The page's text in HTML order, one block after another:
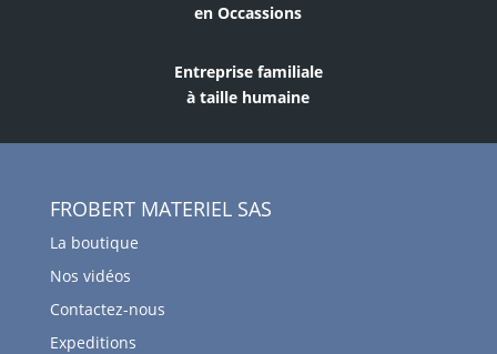
en Occassions
Entreprise familiale
à taille humaine
FROBERT MATERIEL SAS
La boutique
Nos vidéos
Contactez-nous
Expeditions